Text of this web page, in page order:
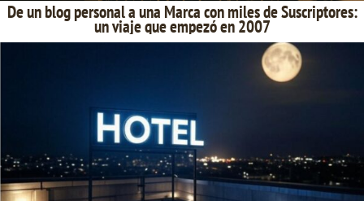
De un blog personal a una Marca con miles de Suscriptores:
un viaje que empezó en 2007